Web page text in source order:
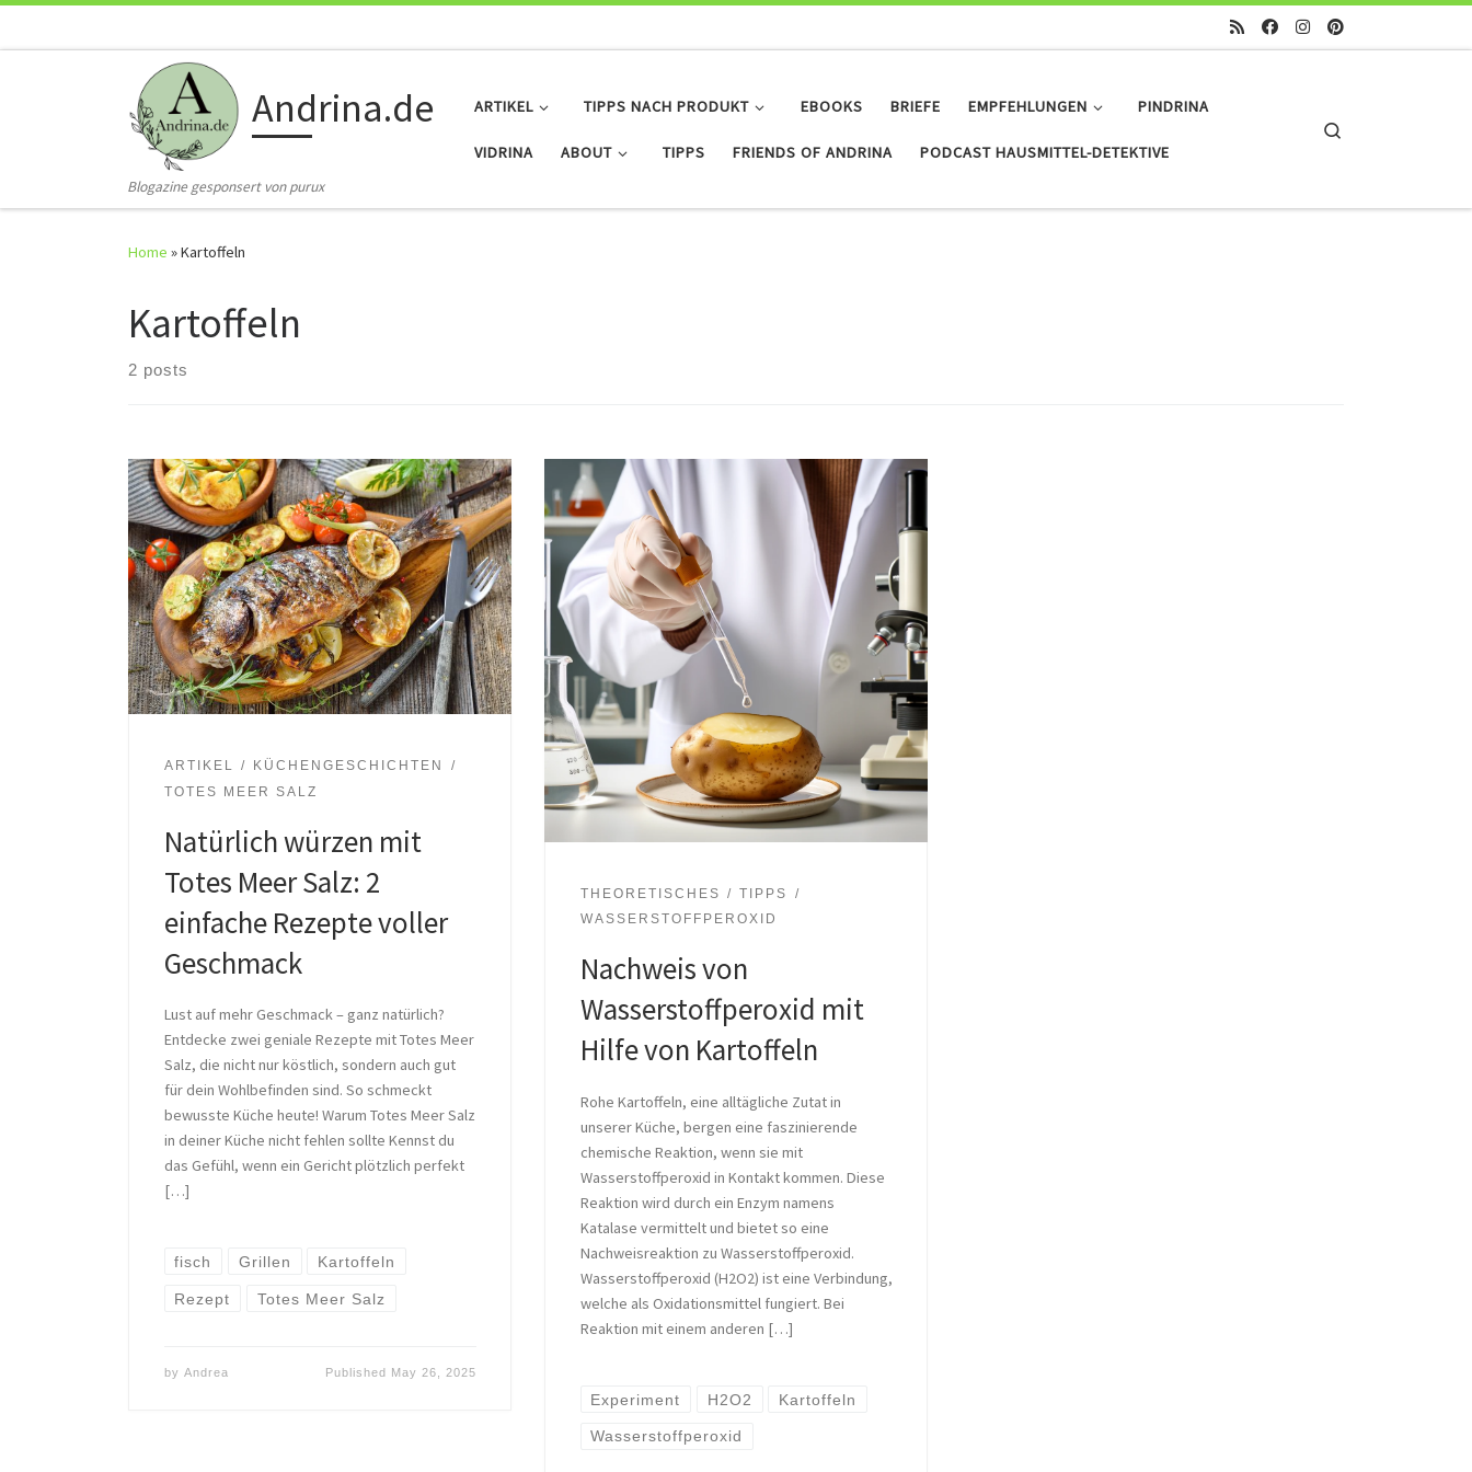
Andrina.de
Blogazine gesponsert von purux
ARTIKEL TIPPS NACH PRODUKT EBOOKS BRIEFE EMPFEHLUNGEN PINDRINA
VIDRINA ABOUT TIPPS FRIENDS OF ANDRINA PODCAST HAUSMITTEL-DETEKTIVE
Home »Kartoffeln
Kartoffeln
2 posts
ARTIKEL
KÜCHENGESCHICHTEN
TOTES MEER SALZ
Natürlich würzen mit
Totes Meer Salz: 2
einfache Rezepte voller
Geschmack
Lust auf mehr Geschmack – ganz natürlich?
Entdecke zwei geniale Rezepte mit Totes Meer
Salz, die nicht nur köstlich, sondern auch gut
für dein Wohlbefinden sind. So schmeckt
bewusste Küche heute! Warum Totes Meer Salz
in deiner Küche nicht fehlen sollte Kennst du
das Gefühl, wenn ein Gericht plötzlich perfekt
[…]
fisch Grillen Kartoffeln
Rezept Totes Meer Salz
by Andrea Published May 26, 2025
THEORETISCHES
TIPPS
WASSERSTOFFPEROXID
Nachweis von
Wasserstoffperoxid mit
Hilfe von Kartoffeln
Rohe Kartoffeln, eine alltägliche Zutat in
unserer Küche, bergen eine faszinierende
chemische Reaktion, wenn sie mit
Wasserstoffperoxid in Kontakt kommen. Diese
Reaktion wird durch ein Enzym namens
Katalase vermittelt und bietet so eine
Nachweisreaktion zu Wasserstoffperoxid.
Wasserstoffperoxid (H2O2) ist eine Verbindung,
welche als Oxidationsmittel fungiert. Bei
Reaktion mit einem anderen […]
Experiment H2O2 Kartoffeln
Wasserstoffperoxid